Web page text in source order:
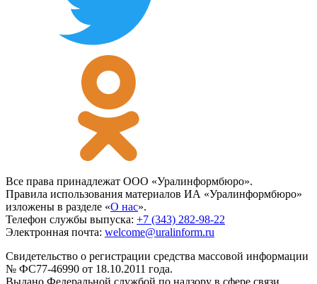
Все права принадлежат ООО «Уралинформбюро».
Правила использования материалов ИА «Уралинформбюро»
изложены в разделе «О нас».
Телефон службы выпуска: +7 (343) 282-98-22
Электронная почта: welcome@uralinform.ru
Свидетельство о регистрации средства массовой информации
№ ФС77-46990 от 18.10.2011 года.